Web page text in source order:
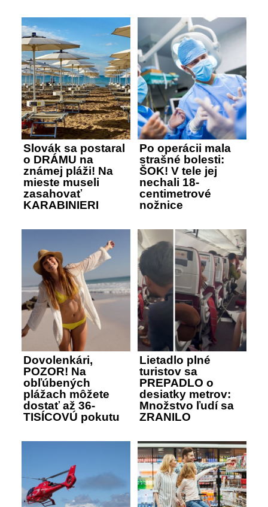
Slovák sa postaral
o DRÁMU na
známej pláži! Na
mieste museli
zasahovať
KARABINIERI
Po operácii mala
strašné bolesti:
ŠOK! V tele jej
nechali 18-
centimetrové
nožnice
Dovolenkári,
POZOR! Na
obľúbených
plážach môžete
dostať až 36-
TISÍCOVÚ pokutu
Lietadlo plné
turistov sa
PREPADLO o
desiatky metrov:
Množstvo ľudí sa
ZRANILO